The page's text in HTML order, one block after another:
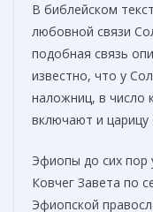
В библейском
любовной связи
подобная связь
известно, что у
наложниц, в число
включают и царицу
Эфиопы до сих пор
Ковчег Завета по
Эфиопской